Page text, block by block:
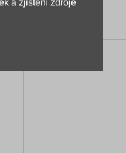
a zjištění zdroje